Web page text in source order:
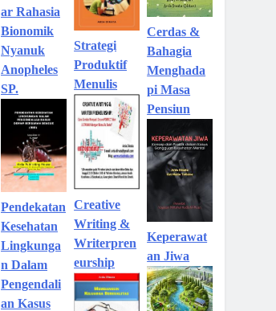
ar Rahasia
Bionomik
Nyanuk
Anopheles
SP.
Pendekatan
Kesehatan
Lingkunga
n Dalam
Pengendali
an Kasus
Strategi
Produktif
Menulis
Creative
Writing &
Writerpren
eurship
Cerdas &
Bahagia
Menghada
pi Masa
Pensiun
Keperawat
an Jiwa